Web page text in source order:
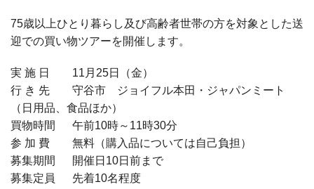
75歳以上ひとり暮らし及び高齢者世帯の方を対象とした送
迎での買い物ツアーを開催します。
実 施 日 11月25日（金）
行 き 先 守谷市 ジョイフル本田・ジャパンミート
（日用品、食品ほか）
買物時間 午前10時～11時30分
参 加 費 無料（購入品については自己負担）
募集期間 開催日10日前まで
募集定員 先着10名程度